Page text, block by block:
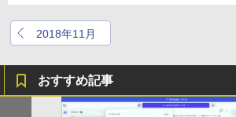
2018年11月
おすすめ記事